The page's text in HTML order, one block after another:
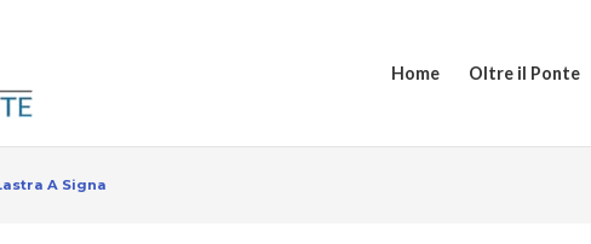
Home Oltre il Ponte
A Signa